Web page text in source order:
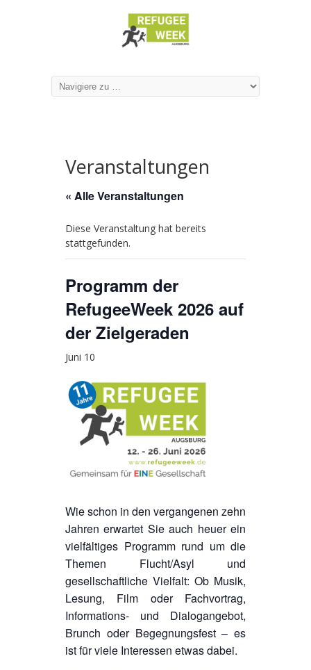
Veranstaltungen
« Alle Veranstaltungen
Diese Veranstaltung hat bereits
stattgefunden.
Programm der
RefugeeWeek 2026 auf
der Zielgeraden
Juni 10
Wie schon in den vergangenen zehn
Jahren erwartet Sie auch heuer ein
vielfältiges Programm rund um die
Themen Flucht/Asyl und
gesellschaftliche Vielfalt: Ob Musik,
Lesung, Film oder Fachvortrag,
Informations- und Dialogangebot,
Brunch oder Begegnungsfest – es
ist für viele Interessen etwas dabei.